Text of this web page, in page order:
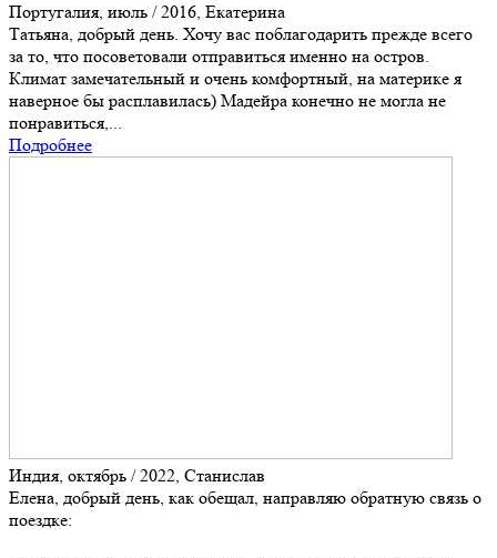
Португалия, июль / 2016, Екатерина
Татьяна, добрый день. Хочу вас поблагодарить прежде всего
за то, что посоветовали отправиться именно на остров.
Климат замечательный и очень комфортный, на материке я
наверное бы расплавилась) Мадейра конечно не могла не
понравиться,...
Подробнее
Индия, октябрь / 2022, Станислав
Елена, добрый день, как обещал, направляю обратную связь о
поездке: